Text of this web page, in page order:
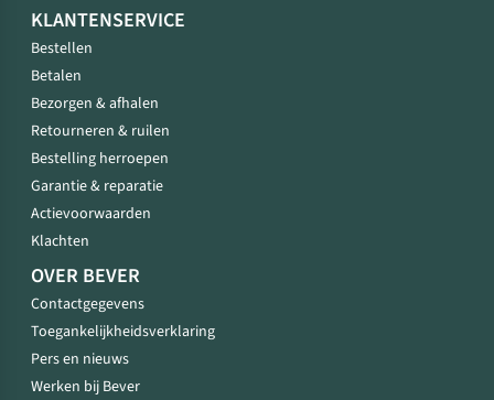
KLANTENSERVICE
Bestellen
Betalen
Bezorgen & afhalen
Retourneren & ruilen
Bestelling herroepen
Garantie & reparatie
Actievoorwaarden
Klachten
OVER BEVER
Contactgegevens
Toegankelijkheidsverklaring
Pers en nieuws
Werken bij Bever